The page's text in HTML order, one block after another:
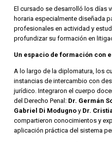
El cursado se desarrolló los días
horaria especialmente diseñada
profesionales en actividad y
profundizar su formación en
Un espacio de formación con
A lo largo de la diplomatura, los
instancias de intercambio con
jurídico. Integraron el cuerpo
del Derecho Penal: Dr. Germán
Gabriel Di Modugno y Dr.
compartieron conocimientos y
aplicación práctica del sistema